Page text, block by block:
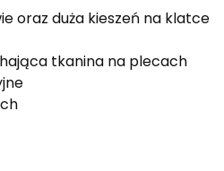
oraz duża kieszeń na klatce
tkanina na plecach